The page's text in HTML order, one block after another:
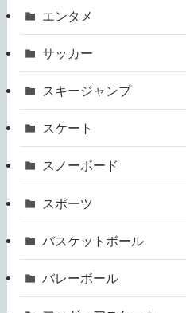
エンタメ
サッカー
スキージャンプ
スケート
スノーボード
スポーツ
バスケットボール
バレーボール